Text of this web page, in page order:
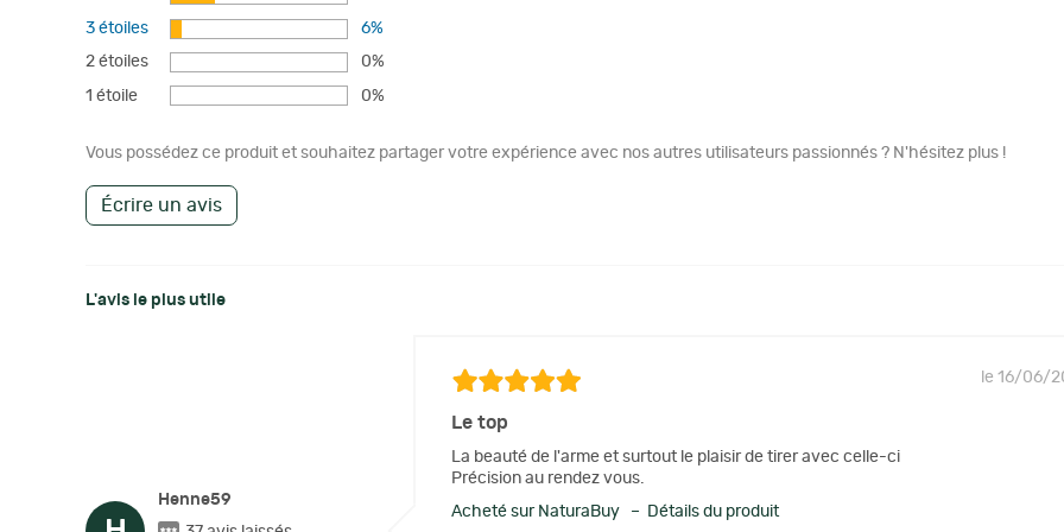
3 étoiles 6%
2 étoiles 0%
1 étoile 0%
Vous possédez ce produit et souhaitez partager votre expérience avec nos autres utilisateurs passionnés ? N'hésitez plus !
Écrire un avis
L'avis le plus utile
Henne59
le 16/06/
Le top
La beauté de l'arme et surtout le plaisir de tirer avec celle-ci
Précision au rendez vous.
Acheté sur NaturaBuy – Détails du produit